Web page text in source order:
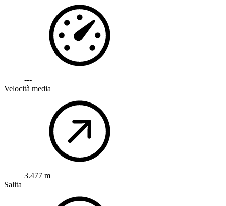
---
Velocità media
3.477 m
Salita